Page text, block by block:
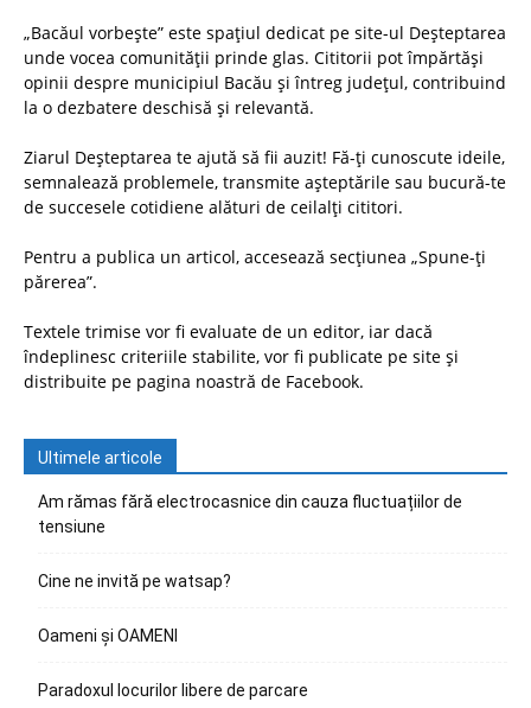
„Bacăul vorbește” este spațiul dedicat pe site-ul Deșteptarea
unde vocea comunității prinde glas. Cititorii pot împărtăși
opinii despre municipiul Bacău și întreg județul, contribuind
la o dezbatere deschisă și relevantă.
Ziarul Deșteptarea te ajută să fii auzit! Fă-ți cunoscute ideile,
semnalează problemele, transmite așteptările sau bucură-te
de succesele cotidiene alături de ceilalți cititori.
Pentru a publica un articol, accesează secțiunea „Spune-ți
părerea”.
Textele trimise vor fi evaluate de un editor, iar dacă
îndeplinesc criteriile stabilite, vor fi publicate pe site și
distribuite pe pagina noastră de Facebook.
Ultimele articole
Am rămas fără electrocasnice din cauza fluctuațiilor de
tensiune
Cine ne invită pe watsap?
Oameni și OAMENI
Paradoxul locurilor libere de parcare